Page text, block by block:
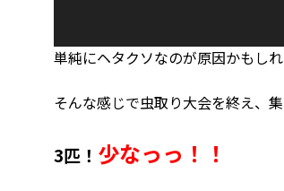
単純にヘタクソなのが原因かもしれ
そんな感じで虫取り大会を終え、
3匹！ 少なっっ！！